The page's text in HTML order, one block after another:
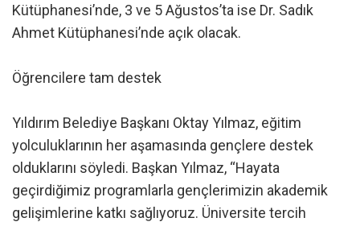
Kütüphanesi’nde, 3 ve 5 Ağustos’ta ise Dr. Sadık
Ahmet Kütüphanesi’nde açık olacak.
Öğrencilere tam destek
Yıldırım Belediye Başkanı Oktay Yılmaz, eğitim
yolculuklarının her aşamasında gençlere destek
olduklarını söyledi. Başkan Yılmaz, “Hayata
geçirdiğimiz programlarla gençlerimizin akademik
gelişimlerine katkı sağlıyoruz. Üniversite tercih